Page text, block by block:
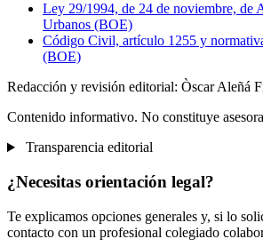
Ley 29/1994, de 24 de noviembre, de
Urbanos (BOE)
Código Civil, artículo 1255 y
(BOE)
Redacción y revisión editorial: Òscar Aleñá
Contenido informativo. No constituye
Transparencia editorial
¿Necesitas orientación legal?
Te explicamos opciones generales y, si lo
contacto con un profesional colegiado